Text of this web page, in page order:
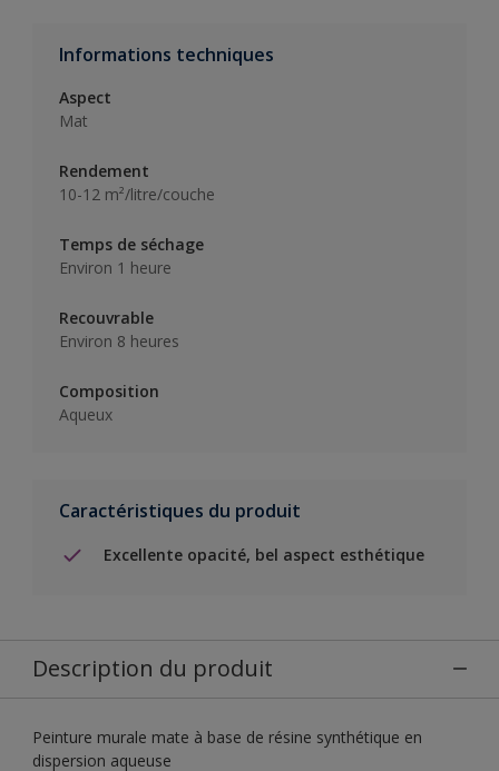
Informations techniques
Aspect
Mat
Rendement
10-12 m²/litre/couche
Temps de séchage
Environ 1 heure
Recouvrable
Environ 8 heures
Composition
Aqueux
Caractéristiques du produit
Excellente opacité, bel aspect esthétique
Description du produit
Peinture murale mate à base de résine synthétique en
dispersion aqueuse